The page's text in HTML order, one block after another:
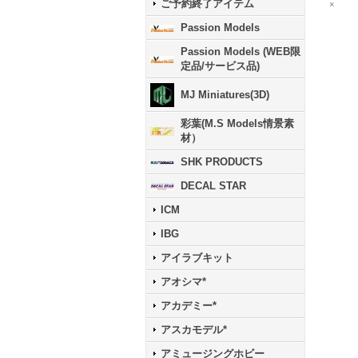
ご予約終了アイテム
Passion Models
Passion Models (WEB限
定品/サービス品)
MJ Miniatures(3D)
彩葉(M.S Models情景素
材）
SHK PRODUCTS
DECAL STAR
ICM
IBG
アイラブキット
アオシマ*
アカデミー*
アスカモデル*
アミュージングホビー
×